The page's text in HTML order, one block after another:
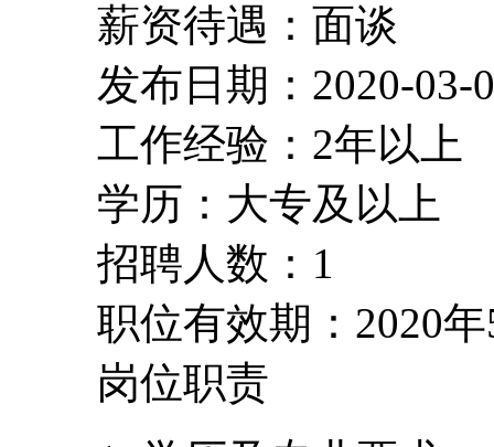
薪资待遇：面谈
发布日期：2020-03-
工作经验：2年以上
学历：大专及以上
招聘人数：1
职位有效期：2020
岗位职责